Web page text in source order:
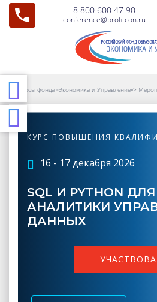
8 800 600 47 90
conference@profitcon.ru
Курсы фонда «Экономика и Управление»>
КУРС ПОВЫШЕНИЯ
16 - 17 декабря 2026
SQL И PYTHON ДЛЯ
АНАЛИТИКИ
ДАННЫХ